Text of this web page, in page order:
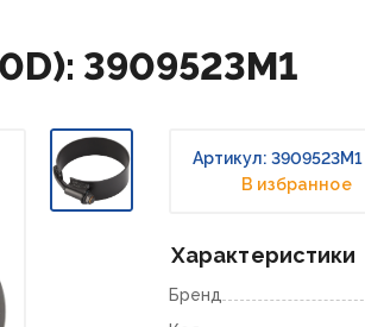
3909523M1
Артикул: 3909523M1
В избранное
Характеристики
Бренд